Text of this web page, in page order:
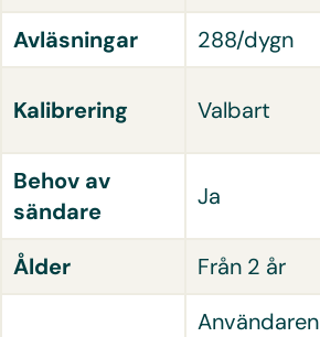
Avläsningar 288/dygn
Kalibrering Valbart
Behov av
sändare
Ja
Ålder Från 2 år
Användaren